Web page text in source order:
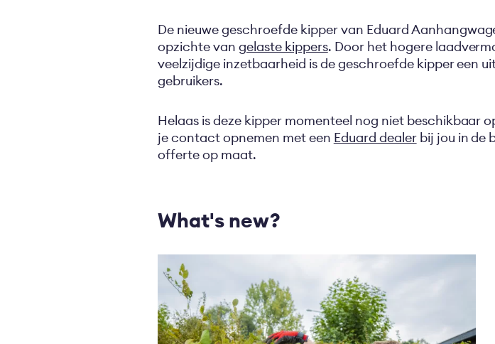
De nieuwe geschroefde kipper van Eduard
opzichte van gelaste kippers. Door het hogere
veelzijdige inzetbaarheid is de geschroefde kipper een
gebruikers.
Helaas is deze kipper momenteel nog niet beschikbaar
je contact opnemen met een Eduard dealerbij jou in de
offerte op maat.
What's new?